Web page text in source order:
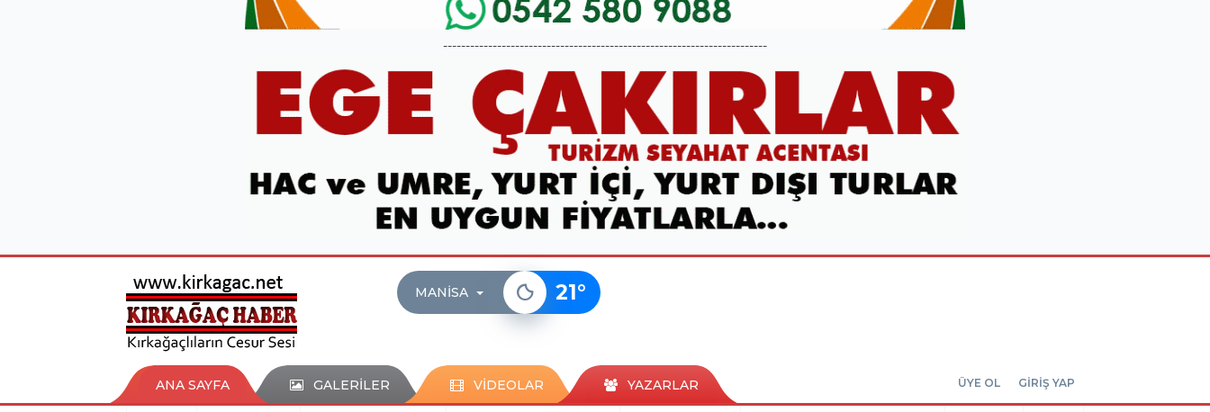
------------------------------------------------------------------------
MANISA 21°
ANA SAYFA GALERİLER VİDEOLAR YAZARLAR ÜYE OL GİRİŞ YAP